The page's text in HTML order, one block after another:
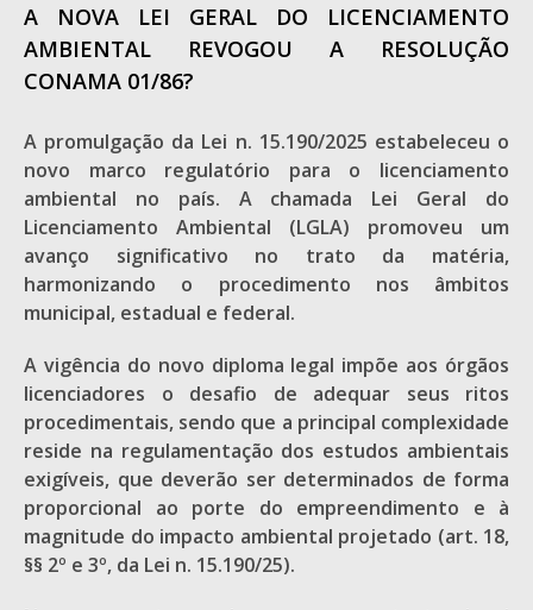
A NOVA LEI GERAL DO LICENCIAMENTO
AMBIENTAL REVOGOU A RESOLUÇÃO
CONAMA 01/86?
A promulgação da Lei n. 15.190/2025 estabeleceu o
novo marco regulatório para o licenciamento
ambiental no país. A chamada Lei Geral do
Licenciamento Ambiental (LGLA) promoveu um
avanço significativo no trato da matéria,
harmonizando o procedimento nos âmbitos
municipal, estadual e federal.
A vigência do novo diploma legal impõe aos órgãos
licenciadores o desafio de adequar seus ritos
procedimentais, sendo que a principal complexidade
reside na regulamentação dos estudos ambientais
exigíveis, que deverão ser determinados de forma
proporcional ao porte do empreendimento e à
magnitude do impacto ambiental projetado (art. 18,
§§ 2º e 3º, da Lei n. 15.190/25).